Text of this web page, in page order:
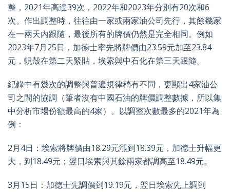
整，2021年高達39次，2022年和2023年分別有20次和6
次。作出調整時，往往由一家或兩家油公司先行，其餘幾家
在一兩天內跟隨，最後所有的牌價仍然是完全相同。例如
2023年7月25日，加德士率先將牌價由23.59元加至23.84
元，蜆殼在第二天緊貼，埃索與中石化在第三天跟隨。
紀錄中有幾次的調整與普遍規律稍有不同，更顯出4家油公
司之間的協調（筆者沒有中國石油的牌價調整數據，所以集
中分析市場份額最高的4家）。以調整次數最多的2021年為
例：
2月4日：埃索將牌價由18.29元漲到18.39元，加德士升幅更
大，到18.49元；翌日埃索與其餘兩家都調高至18.49元。
3月15日：加德士先調價到19.19元，翌日埃索先上調到